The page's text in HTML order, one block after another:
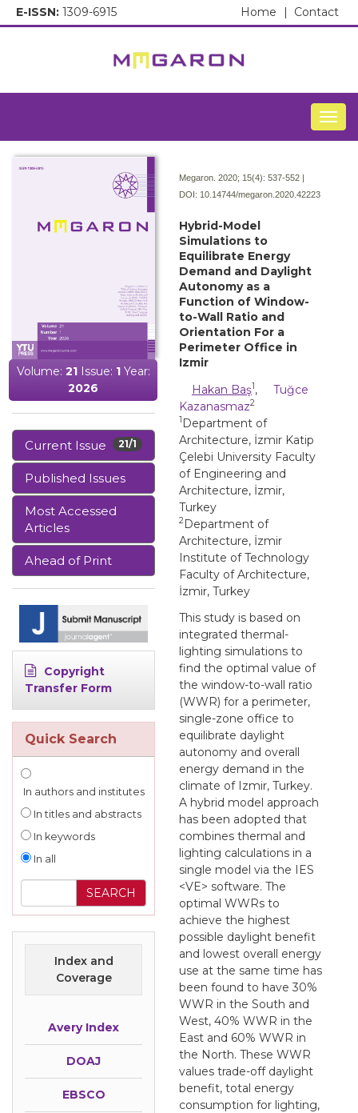
E-ISSN: 1309-6915 Contact
Home |
Volume: 21Issue: 1Year:
2026
21/1
Current Issue
Published Issues
Most Accessed
Articles
Ahead of Print
Copyright
Transfer Form
Quick Search
In authors and institutes
In titles and abstracts
In keywords
In all
Index and
Coverage
Avery Index
DOAJ
EBSCO
Megaron. 2020; 15(4): 537-552 |
DOI: 10.14744/megaron.2020.42223
Hybrid-Model
Simulations to
Equilibrate Energy
Demand and Daylight
Autonomy as a
Function of Window-
to-Wall Ratio and
Orientation For a
Perimeter Office in
Izmir
Hakan Baş1,
Tuğce
Kazanasmaz2
1 Department of
Architecture, İzmir Katip
Çelebi University Faculty
of Engineering and
Architecture, İzmir,
Turkey
2Department of
Architecture, İzmir
Institute of Technology
Faculty of Architecture,
İzmir, Turkey
This study is based on
integrated thermal-
lighting simulations to
find the optimal value of
the window-to-wall ratio
(WWR) for a perimeter,
single-zone office to
equilibrate daylight
autonomy and overall
energy demand in the
climate of Izmir, Turkey.
A hybrid model approach
has been adopted that
combines thermal and
lighting calculations in a
single model via the IES
<VE> software. The
optimal WWRs to
achieve the highest
possible daylight benefit
and lowest overall energy
use at the same time has
been found to have 30%
WWR in the South and
West, 40% WWR in the
East and 60% WWR in
the North. These WWR
values trade-off daylight
benefit, total energy
consumption for lighting,